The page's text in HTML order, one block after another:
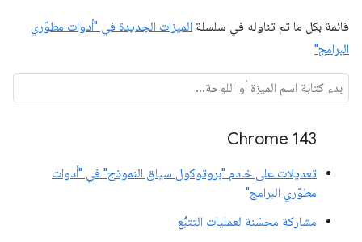
قائمة بكل ما تم تناوله في سلسلة الميزات الجديدة في "أدوات مطوّري
البرامج"
Chrome 143
تعديلات على خادم "بروتوكول سياق النموذج" في "أدوات
مطوّري البرامج"
مشاركة محسّنة لعمليات التتبُّع